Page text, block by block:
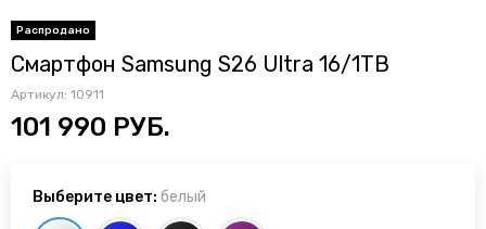
Смартфон Samsung S26 Ultra 16/1TB
Артикул: 10911
101 990 РУБ.
Выберите цвет: белый